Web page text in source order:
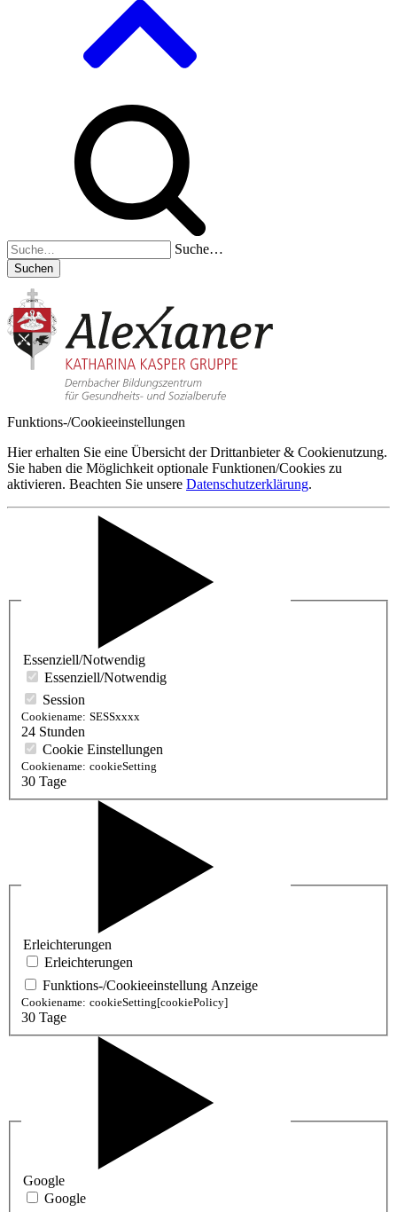
Suche…
Suchen
Funktions-/Cookieeinstellungen
Hier erhalten Sie eine Übersicht der Drittanbieter & Cookienutzung.
Sie haben die Möglichkeit optionale Funktionen/Cookies zu
aktivieren. Beachten Sie unsere Datenschutzerklärung.
Essenziell/Notwendig
Essenziell/Notwendig
Session
Cookiename: SESSxxxx
24 Stunden
Cookie Einstellungen
Cookiename: cookieSetting
30 Tage
Erleichterungen
Erleichterungen
Funktions-/Cookieeinstellung Anzeige
Cookiename: cookieSetting[cookiePolicy]
30 Tage
Google
Google